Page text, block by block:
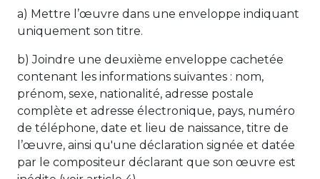
a) Mettre l’œuvre dans une enveloppe indiquant
uniquement son titre.
b) Joindre une deuxième enveloppe cachetée
contenant les informations suivantes : nom,
prénom, sexe, nationalité, adresse postale
complète et adresse électronique, pays, numéro
de téléphone, date et lieu de naissance, titre de
l’œuvre, ainsi qu'une déclaration signée et datée
par le compositeur déclarant que son œuvre est